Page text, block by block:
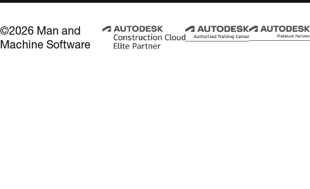
©2026 Man and
Machine Software